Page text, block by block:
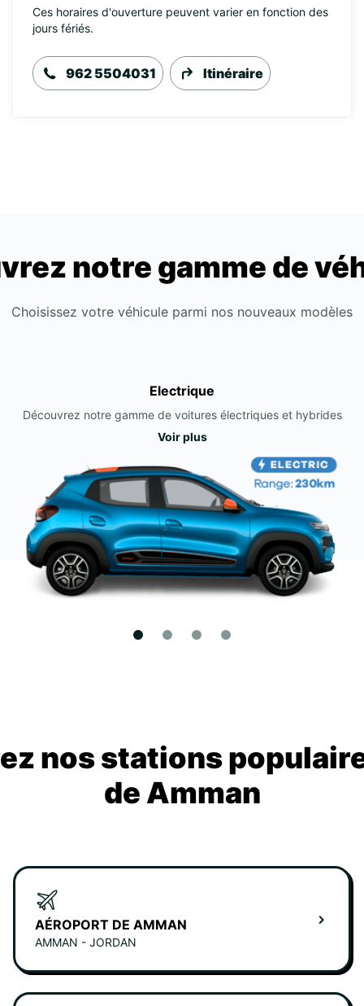
Ces horaires d'ouverture peuvent varier en fonction des
jours fériés.
962 5504031 Itinéraire
notre gamme de
Choisissez votre véhicule parmi nos nouveaux modèles
Electrique
Découvrez notre gamme de voitures électriques et hybrides
Voir plus
nos stations
de Amman
AÉROPORT DE AMMAN
AMMAN - JORDAN